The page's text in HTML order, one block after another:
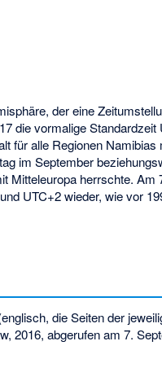
der eine
die vormalige Standardzeit
für alle Regionen
im September
Mitteleuropa herrschte. Am
UTC+2 wieder, wie vor
die Seiten der
2016, abgerufen am 7.